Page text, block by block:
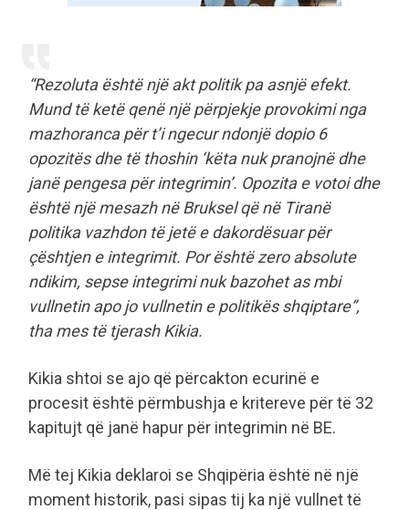
“Rezoluta është një akt politik pa asnjë efekt.
Mund të ketë qenë një përpjekje provokimi nga
mazhoranca për t’i ngecur ndonjë dopio 6
opozitës dhe të thoshin ‘këta nuk pranojnë dhe
janë pengesa për integrimin’. Opozita e votoi dhe
është një mesazh në Bruksel që në Tiranë
politika vazhdon të jetë e dakordësuar për
çështjen e integrimit. Por është zero absolute
ndikim, sepse integrimi nuk bazohet as mbi
vullnetin apo jo vullnetin e politikës shqiptare”,
tha mes të tjerash Kikia.
Kikia shtoi se ajo që përcakton ecurinë e
procesit është përmbushja e kritereve për të 32
kapitujt që janë hapur për integrimin në BE.
Më tej Kikia deklaroi se Shqipëria është në një
moment historik, pasi sipas tij ka një vullnet të